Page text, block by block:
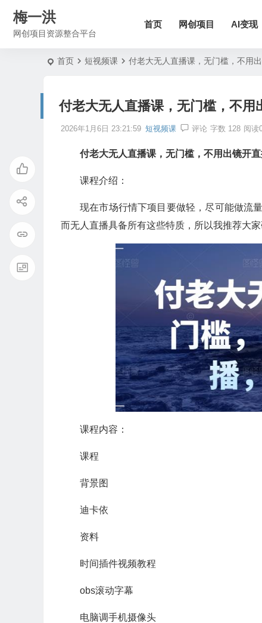
梅一洪
网创项目资源整合平台
首页 网创项目 AI变现
首页 短视频课 付老大无人直播课，无门槛，不用
付老大无人直播课，无门槛，不用
2026年1月6日 23:21:59 短视频课 评论 字数 128 阅读
付老大无人直播课，无门槛，不用出镜开
课程介绍：
现在市场行情下项目要做轻，尽可能做流
而无人直播具备所有这些特质，所以我推荐大家
课程内容：
课程
背景图
迪卡依
资料
时间插件视频教程
obs滚动字幕
电脑调手机摄像头